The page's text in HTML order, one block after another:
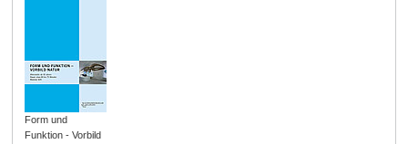
Form und
Funktion - Vorbild